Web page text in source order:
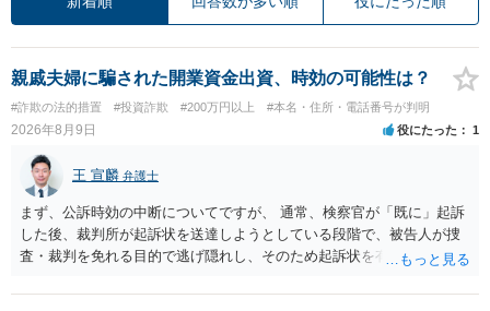
親戚夫婦に騙された開業資金出資、時効の可能性は？
#詐欺の法的措置 #投資詐欺 #200万円以上 #本名・住所・電話番号が判明
2026年8月9日 役にたった 1
王 宣麟 弁護士
まず、公訴時効の中断についてですが、 通常、検察官が「既に」起訴
した後、裁判所が起訴状を送達しようとしている段階で、被告人が捜
査・裁判を免れる目的で逃げ隠れし、そのため起訴状を有効に送達で
この規定によって時効が停止するわけではありません。 その意味で